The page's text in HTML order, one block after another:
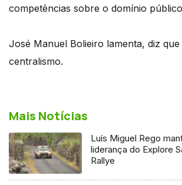
competências sobre o domínio
José Manuel Bolieiro lamenta, diz
centralismo.
Mais Notícias
Luís Miguel Rego
liderança do Explore
Rallye